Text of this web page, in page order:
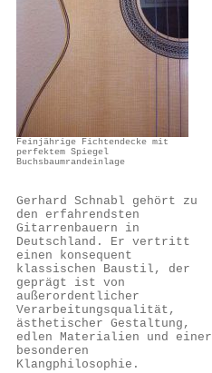
Feinjährige Fichtendecke mit
perfektem Spiegel
Buchsbaumrandeinlage
Gerhard Schnabl gehört zu
den erfahrendsten
Gitarrenbauern in
Deutschland. Er vertritt
einen konsequent
klassischen Baustil, der
geprägt ist von
außerordentlicher
Verarbeitungsqualität,
ästhetischer Gestaltung,
edlen Materialien und einer
besonderen
Klangphilosophie.